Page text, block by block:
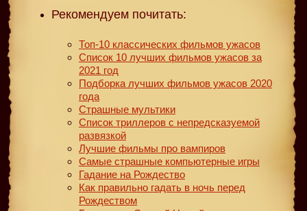
Рекомендуем почитать:
Топ-10 классических фильмов ужасов
Список 10 лучших фильмов ужасов за
2021 год
Подборка лучших фильмов ужасов 2020
года
Страшные мультики
Список триллеров с непредсказуемой
развязкой
Лучшие фильмы про вампиров
Самые страшные компьютерные игры
Гадание на Рождество
Как правильно гадать в ночь перед
Рождеством